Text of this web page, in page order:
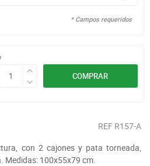
* Campos requeridos
COMPRAR
REF R157-A
con 2 cajones y pata torneada,
Medidas: 100x55x79 cm.